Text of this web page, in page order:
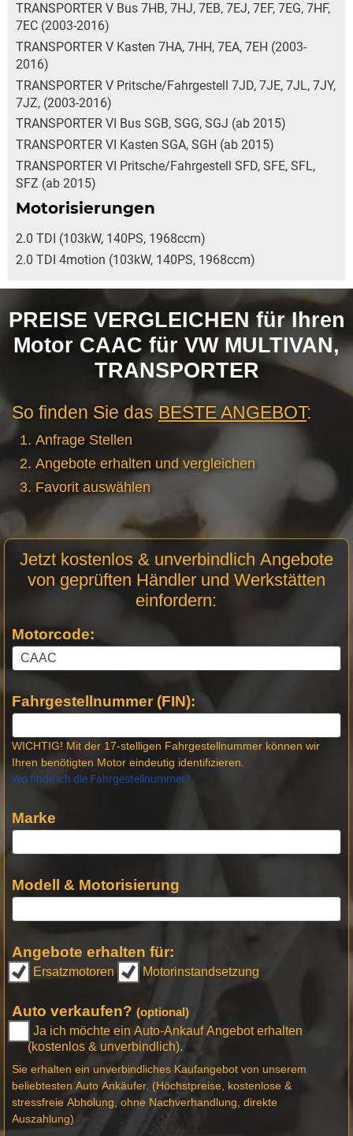
TRANSPORTER V Bus 7HB, 7HJ, 7EB, 7EJ, 7EF, 7EG, 7HF,
7EC (2003-2016)
TRANSPORTER V Kasten 7HA, 7HH, 7EA, 7EH (2003-
2016)
TRANSPORTER V Pritsche/Fahrgestell 7JD, 7JE, 7JL, 7JY,
7JZ, (2003-2016)
TRANSPORTER VI Bus SGB, SGG, SGJ (ab 2015)
TRANSPORTER VI Kasten SGA, SGH (ab 2015)
TRANSPORTER VI Pritsche/Fahrgestell SFD, SFE, SFL,
SFZ (ab 2015)
Motorisierungen
2.0 TDI (103kW, 140PS, 1968ccm)
2.0 TDI 4motion (103kW, 140PS, 1968ccm)
PREISE VERGLEICHEN für Ihren
Motor CAAC für VW MULTIVAN,
TRANSPORTER
So finden Sie das BESTE ANGEBOT:
Anfrage Stellen
Angebote erhalten und vergleichen
Favorit auswählen
Anfrage
Stellen
Jetzt kostenlos & unverbindlich Angebote
von geprüften Händler und Werkstätten
einfordern:
Motorcode:
Fahrgestellnummer (FIN):
WICHTIG! Mit der 17-stelligen Fahrgestellnummer können wir
Ihren benötigten Motor eindeutig identifizieren.
Wo finde ich die Fahrgestellnummer?
Marke
Modell & Motorisierung
Angebote erhalten für:
Ersatzmotoren Motorinstandsetzung
Auto verkaufen? (optional)
Ja ich möchte ein Auto-Ankauf Angebot erhalten
(kostenlos & unverbindlich).
Sie erhalten ein unverbindliches Kaufangebot von unserem
beliebtesten Auto Ankäufer. (Höchstpreise, kostenlose &
stressfreie Abholung, ohne Nachverhandlung, direkte
Auszahlung)